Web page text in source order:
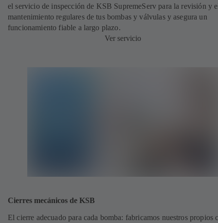
el servicio de inspección de KSB SupremeServ para la revisión y
mantenimiento regulares de tus bombas y válvulas y asegura un
funcionamiento fiable a largo plazo.
Ver servicio
Cierres mecánicos de KSB
El cierre adecuado para cada bomba: fabricamos nuestros propios